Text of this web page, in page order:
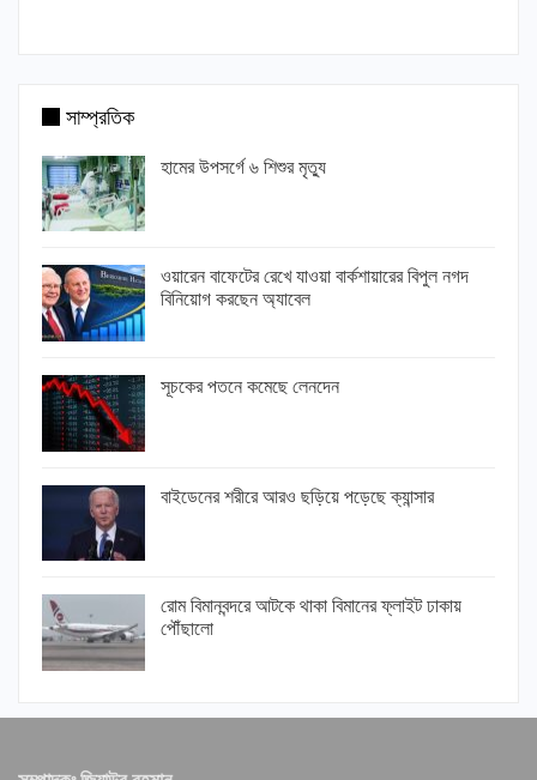
সাম্প্রতিক
হামের উপসর্গে ৬ শিশুর মৃত্যু
ওয়ারেন বাফেটের রেখে যাওয়া বার্কশায়ারের বিপুল নগদ
বিনিয়োগ করছেন অ্যাবেল
সূচকের পতনে কমেছে লেনদেন
বাইডেনের শরীরে আরও ছড়িয়ে পড়েছে ক্যান্সার
রোম বিমানবন্দরে আটকে থাকা বিমানের ফ্লাইট ঢাকায়
পৌঁছালো